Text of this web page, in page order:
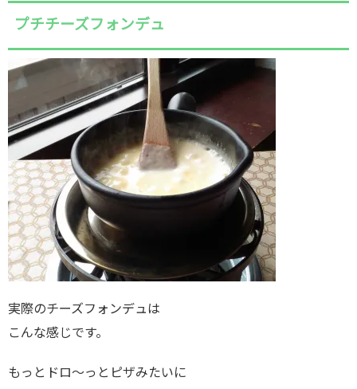
プチチーズフォンデュ
実際のチーズフォンデュは
こんな感じです。
もっとドロ〜っとピザみたいに